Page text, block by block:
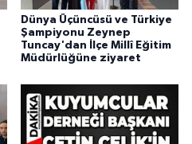
Dünya Üçüncüsü ve Türkiye
Şampiyonu Zeynep
Tuncay'dan İlçe Millî Eğitim
Müdürlüğüne ziyaret